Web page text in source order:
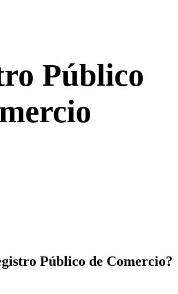
Público
Público de Comercio?